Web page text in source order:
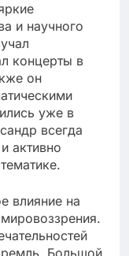
и научного
концерты в
он
уже в
всегда
активно
влияние на